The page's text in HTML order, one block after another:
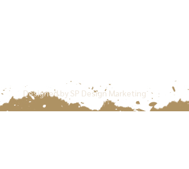
Designed by SP Design Marketing